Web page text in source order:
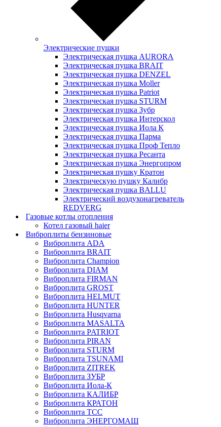
Электрические пушки
Электрическая пушка AURORA
Электрическая пушка BRAIT
Электрическая пушка DENZEL
Электрическая пушка Moller
Электрическая пушка Patriot
Электрическая пушка STURM
Электрическая пушка Зубр
Электрическая пушка Интерскол
Электрическая пушка Иола К
Электрическая пушка Парма
Электрическая пушка Проф Тепло
Электрическая пушка Ресанта
Электрическая пушка Энергопром
Электрическая пушку Кратон
Электрическую пушку Калибр
Электрическая пушка BALLU
Электрический воздухонагреватель
REDVERG
Газовые котлы отопления
Котел газовый haier
Виброплиты бензиновые
Виброплита ADA
Виброплита BRAIT
Виброплита Champion
Виброплита DIAM
Виброплита FIRMAN
Виброплита GROST
Виброплита HELMUT
Виброплита HUNTER
Виброплита Husqvarna
Виброплита MASALTA
Виброплита PATRIOT
Виброплита PIRAN
Виброплита STURM
Виброплита TSUNAMI
Виброплита ZITREK
Виброплита ЗУБР
Виброплита Иола-К
Виброплита КАЛИБР
Виброплита КРАТОН
Виброплита ТСС
Виброплита ЭНЕРГОМАШ